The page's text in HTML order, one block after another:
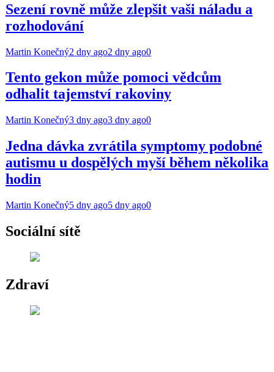
Sezení rovně může zlepšit vaši náladu a
rozhodování
Martin Konečný2 dny ago2 dny ago0
Tento gekon může pomoci vědcům
odhalit tajemství rakoviny
Martin Konečný3 dny ago3 dny ago0
Jedna dávka zvrátila symptomy podobné
autismu u dospělých myší během několika
hodin
Martin Konečný5 dny ago5 dny ago0
Sociální sítě
Zdraví